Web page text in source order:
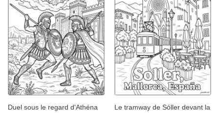
Duel sous le regard d'Athéna
Le tramway de Sóller devant la